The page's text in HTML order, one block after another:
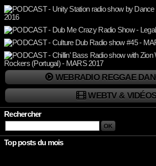
WEBRADIO REGGAE
WEBTV &
Rechercher
Top posts du mois